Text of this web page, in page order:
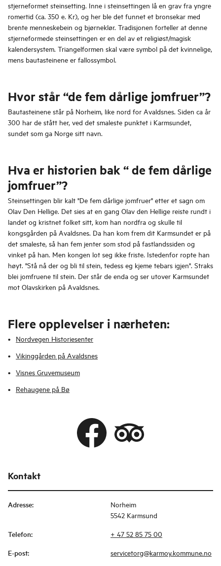
stjerneformet steinsetting. Inne i steinsettingen lå en grav fra yngre
romertid (ca. 350 e. Kr), og her ble det funnet et bronsekar med
brente menneskebein og bjørneklør. Tradisjonen forteller at denne
stjerneformede steinsettingen er en del av et religiøst/magisk
kalendersystem. Triangelformen skal være symbol på det kvinnelige,
mens bautasteinene er fallossymbol.
Hvor står “de fem dårlige jomfruer”?
Bautasteinene står på Norheim, like nord for Avaldsnes. Siden ca år
300 har de stått her, ved det smaleste punktet i Karmsundet,
sundet som ga Norge sitt navn.
Hva er historien bak “ de fem dårlige
jomfruer”?
Steinsettingen blir kalt "De fem dårlige jomfruer" etter et sagn om
Olav Den Hellige. Det sies at en gang Olav den Hellige reiste rundt i
landet og kristnet folket sitt, kom han nordfra og skulle til
kongsgården på Avaldsnes. Da han kom frem dit Karmsundet er på
det smaleste, så han fem jenter som stod på fastlandssiden og
vinket på han. Men kongen lot seg ikke friste. Istedenfor ropte han
høyt. "Stå nå der og bli til stein, tedess eg kjeme tebars igjen". Straks
blei jomfruene til stein. Der står de enda og ser utover Karmsundet
mot Olavskirken på Avaldsnes.
Flere opplevelser i nærheten:
Nordvegen Historiesenter
Vikinggården på Avaldsnes
Visnes Gruvemuseum
Rehaugene på Bø
Kontakt
Adresse:
Norheim
5542 Karmsund
Telefon: + 47 52 85 75 00
E-post: servicetorg@karmoy.kommune.no